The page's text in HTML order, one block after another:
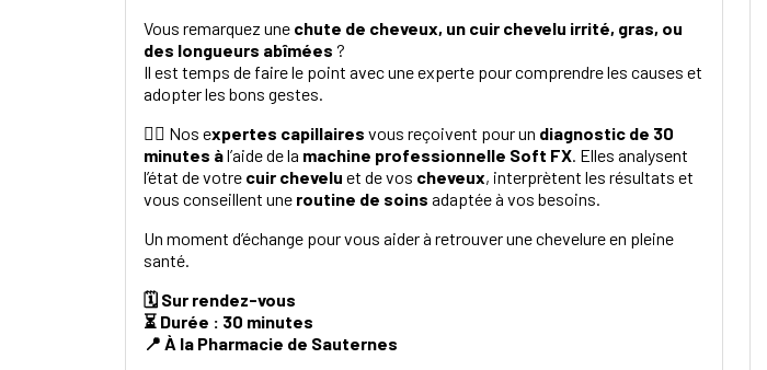
Vous remarquez une chute de cheveux, un cuir chevelu irrité, gras, ou
des longueurs abîmées ?
Il est temps de faire le point avec une experte pour comprendre les causes et
adopter les bons gestes.
👩‍⚕️ Nos expertes capillaires vous reçoivent pour un diagnostic de 30
minutes àl’aide de la machine professionnelle Soft FX . Elles analysent
l’état de votre cuir chevelu et de vos cheveux, interprètent les résultats et
vous conseillent une routine de soins adaptée à vos besoins.
Un moment d’échange pour vous aider à retrouver une chevelure en pleine
santé.
🗓️ Sur rendez-vous
⏳ Durée : 30 minutes
📍 À la Pharmacie de Sauternes